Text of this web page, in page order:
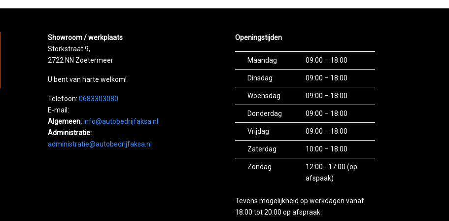
Volledig digitaal instrumentenpaneel groot
Zij airbag(s) voor
Showroom / werkplaats
Storkstraat 9,
2722 NN Zoetermeer
U bent van harte welkom!
Telefoon: 0683303080
E-mail:
Algemeen:info@autobedrijfaksa.nl
Administratie:
administratie@autobedrijfaksa.nl
Openingstijden
Maandag 09:00 – 18:00
Dinsdag 09:00 – 18:00
Woensdag 09:00 – 18:00
Donderdag 09:00 – 18:00
Vrijdag 09:00 – 18:00
Zaterdag 10:00 – 18:00
Zondag
12:00 - 17:00 (op
afspaak)
Tevens mogelijkheid op werkdagen vanaf
18:00 tot 20:00 op afspraak.